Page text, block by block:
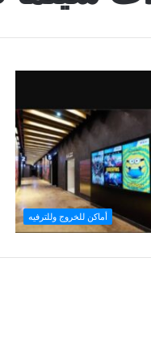
أماكن للخروج وللترفيه